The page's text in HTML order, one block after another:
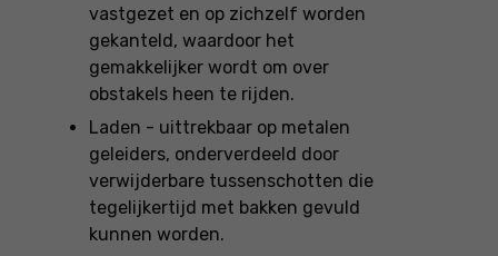
vastgezet en op zichzelf worden
gekanteld, waardoor het
gemakkelijker wordt om over
obstakels heen te rijden.
Laden - uittrekbaar op metalen
geleiders, onderverdeeld door
verwijderbare tussenschotten die
tegelijkertijd met bakken gevuld
kunnen worden.